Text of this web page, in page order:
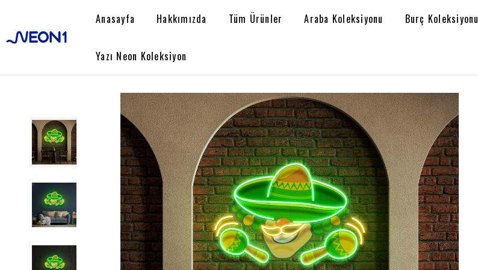
Anasayfa Hakkımızda Tüm Ürünler Araba Koleksiyonu Burç Koleksiyonu
Yazı Neon Koleksiyon